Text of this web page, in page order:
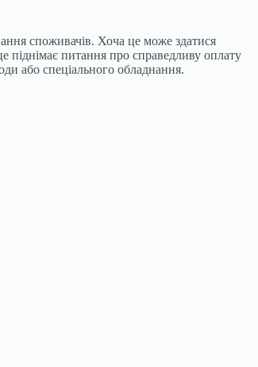
споживачів. Хоча це може здатися
піднімає питання про справедливу оплату
або спеціального обладнання.